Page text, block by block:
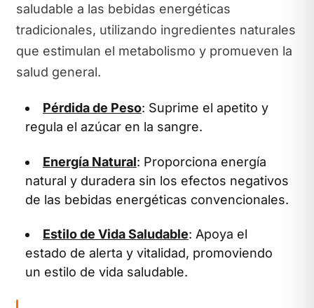
saludable a las bebidas energéticas
tradicionales, utilizando ingredientes naturales
que estimulan el metabolismo y promueven la
salud general.
Pérdida de Peso: Suprime el apetito y
regula el azúcar en la sangre.
Energía Natural: Proporciona energía
natural y duradera sin los efectos negativos
de las bebidas energéticas convencionales.
Estilo de Vida Saludable: Apoya el
estado de alerta y vitalidad, promoviendo
un estilo de vida saludable.